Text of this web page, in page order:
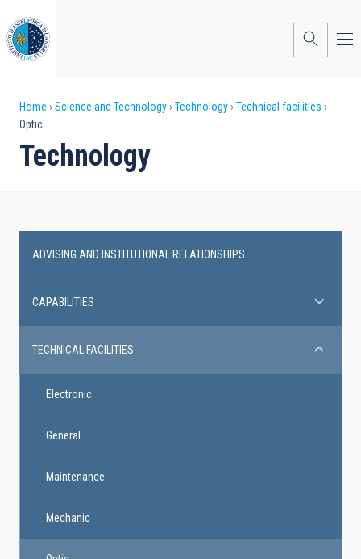
to
main
content
Breadcrumb
Home Science and Technology Technology
Technical facilities
Optic
Technology
facilities
ADVISING AND INSTITUTIONAL RELATIONSHIPS
CAPABILITIES
TECHNICAL FACILITIES
Electronic
General
Maintenance
Mechanic